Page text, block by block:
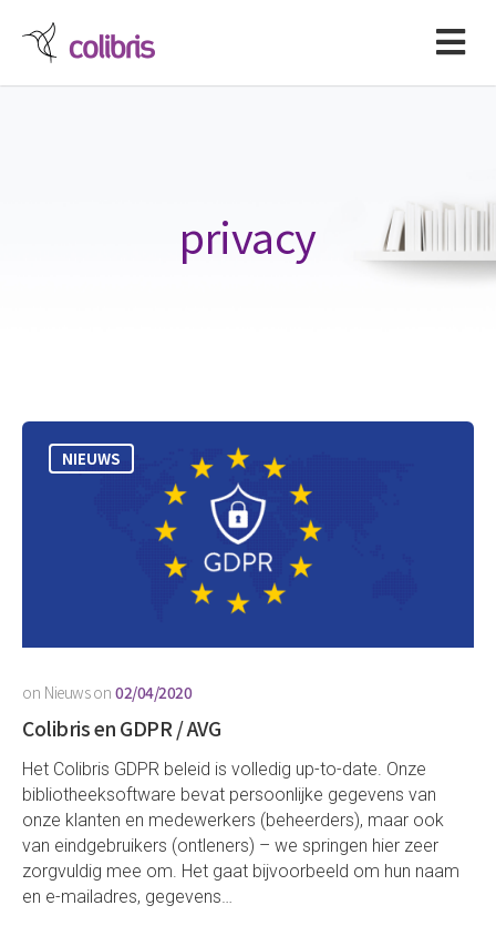
privacy
NIEUWS
on Nieuwson 02/04/2020
Colibris en GDPR / AVG
Het Colibris GDPR beleid is volledig up-to-date. Onze
bibliotheeksoftware bevat persoonlijke gegevens van
onze klanten en medewerkers (beheerders), maar ook
van eindgebruikers (ontleners) – we springen hier zeer
zorgvuldig mee om. Het gaat bijvoorbeeld om hun naam
en e-mailadres, gegevens…